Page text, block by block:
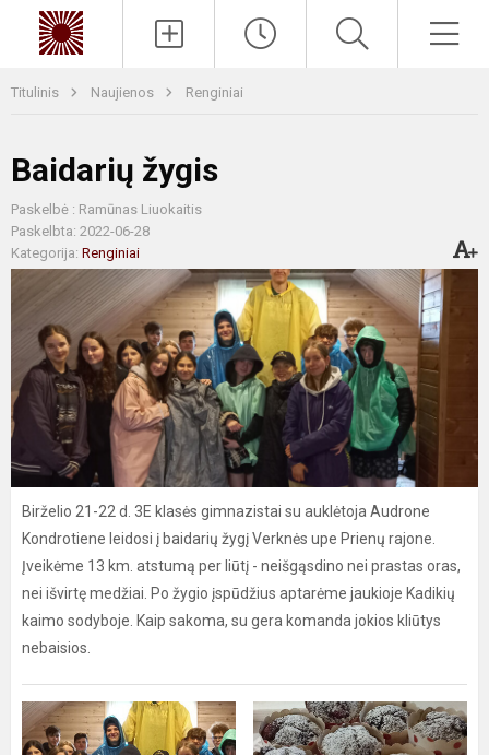
Titulinis Naujienos Renginiai
Baidarių žygis
Paskelbė : Ramūnas Liuokaitis
Paskelbta: 2022-06-28
Kategorija: Renginiai
Birželio 21-22 d. 3E klasės gimnazistai su auklėtoja Audrone
Kondrotiene leidosi į baidarių žygį Verknės upe Prienų rajone.
Įveikėme 13 km. atstumą per liūtį - neišgąsdino nei prastas oras,
nei išvirtę medžiai. Po žygio įspūdžius aptarėme jaukioje Kadikių
kaimo sodyboje. Kaip sakoma, su gera komanda jokios kliūtys
nebaisios.